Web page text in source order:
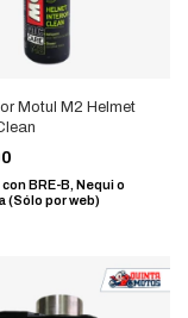
Motul M2 Helmet
con BRE-B, Nequi o
(Sólo por web)